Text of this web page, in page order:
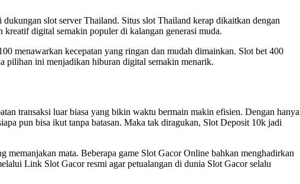
slot server Thailand. Situs slot Thailand kerap dikaitkan dengan
kreatif digital semakin populer di kalangan generasi muda.
menawarkan kecepatan yang ringan dan mudah dimainkan. Slot bet 400
pilihan ini menjadikan hiburan digital semakin menarik.
transaksi luar biasa yang bikin waktu bermain makin efisien. Dengan hanya
pun bisa ikut tanpa batasan. Maka tak diragukan, Slot Deposit 10k jadi
memanjakan mata. Beberapa game Slot Gacor Online bahkan menghadirkan
Link Slot Gacor resmi agar petualangan di dunia Slot Gacor selalu